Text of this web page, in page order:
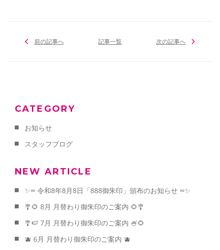
前の記事へ 記事一覧 次の記事へ
CATEGORY
お知らせ
スタッフブログ
NEW ARTICLE
✨∞ 令和8年8月8日「888御朱印」頒布のお知らせ ∞✨
🎐🌻 8月 月替わり御朱印のご案内 🌻🎐
🎐🍉 7月 月替わり御朱印のご案内 🍧🌻
🫐 6月 月替わり御朱印のご案内 🫐